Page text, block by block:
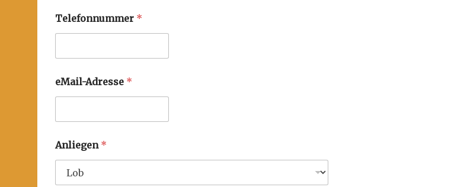
Telefonnummer *
eMail-Adresse *
Anliegen *